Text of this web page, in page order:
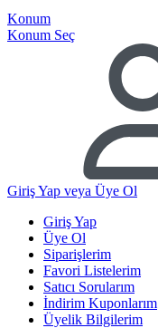
Konum
Konum Seç
Giriş Yap veya Üye Ol
Giriş Yap
Üye Ol
Siparişlerim
Favori Listelerim
Satıcı Sorularım
İndirim Kuponlarım
Üyelik Bilgilerim